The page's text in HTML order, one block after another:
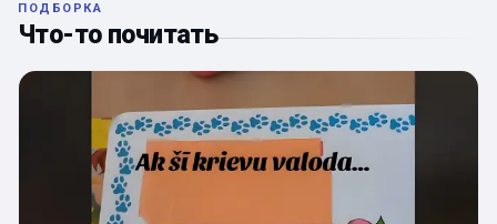
ПОДБОРКА
Что-то почитать